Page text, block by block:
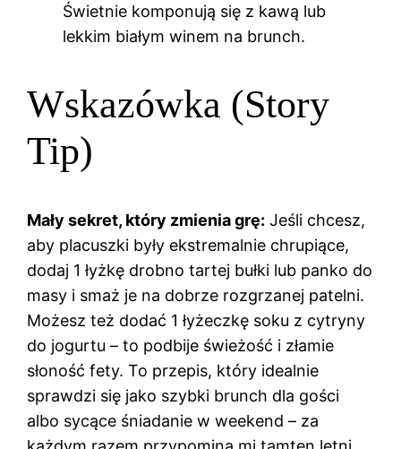
Świetnie komponują się z kawą lub
lekkim białym winem na brunch.
Wskazówka (Story
Tip)
Mały sekret, który zmienia grę: Jeśli chcesz,
aby placuszki były ekstremalnie chrupiące,
dodaj 1 łyżkę drobno tartej bułki lub panko do
masy i smaż je na dobrze rozgrzanej patelni.
Możesz też dodać 1 łyżeczkę soku z cytryny
do jogurtu – to podbije świeżość i złamie
słoność fety. To przepis, który idealnie
sprawdzi się jako szybki brunch dla gości
albo sycące śniadanie w weekend – za